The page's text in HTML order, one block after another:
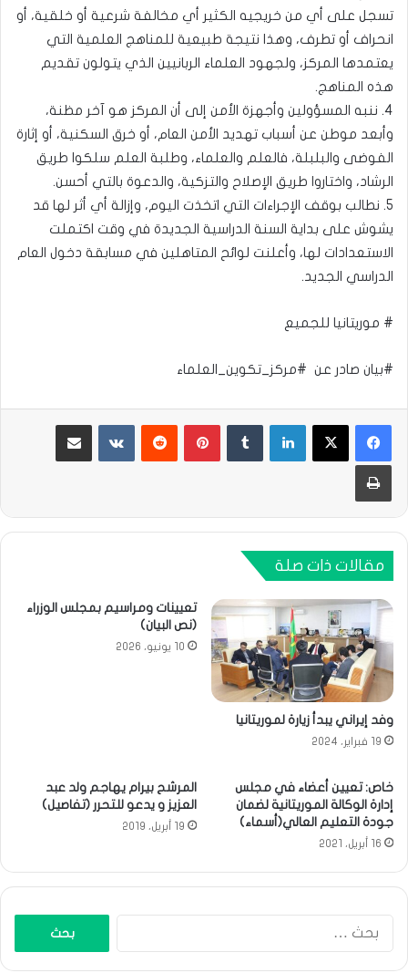
تسجل على أي من خريجيه الكثير أي مخالفة شرعية أو خلقية، أو
انحراف أو تطرف، وهذا نتيجة طبيعية للمناهج العلمية التي
يعتمدها المركز، ولجهود العلماء الربانيين الذي يتولون تقديم
هذه المناهج.
4. ننبه المسؤولين وأجهزة الأمن إلى أن المركز هو آخر مظنة،
وأبعد موطن عن أسباب تهديد الأمن العام، أو خرق السكنية، أو إثارة
الفوضى والبلبلة، فالعلم والعلماء، وطلبة العلم سلكوا طريق
الرشاد، واختاروا طريق الإصلاح والتزكية، والدعوة بالتي أحسن.
5. نطالب بوقف الإجراءات التي اتخذت اليوم، وإزالة أي أثر لها قد
يشوش على بداية السنة الدراسية الجديدة في وقت اكتملت
الاستعدادات لها، وأعلنت لوائح المتاهلين في مسابقة دخول العام
الدراسي الجديد.
# موريتانيا للجميع
#بيان صادر عن #مركز_تكوين_العلماء
لينكدإن بينتيريست مشاركة عبر البريد
طباعة
مقالات ذات صلة
وفد إيراني يبدأ زيارة لموريتانيا
19 فبراير، 2024
تعيينات ومراسيم بمجلس الوزراء
(نص البيان)
10 يونيو، 2026
خاص: تعيين أعضاء في مجلس
إدارة الوكالة الموريتانية لضمان
جودة التعليم العالي(أسماء)
16 أبريل، 2021
المرشح بيرام يهاجم ولد عبد
العزيز و يدعو للتحرر (تفاصيل)
19 أبريل، 2019